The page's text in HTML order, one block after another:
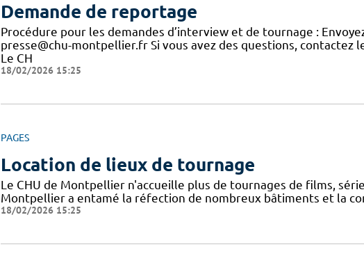
Demande de reportage
Procédure pour les demandes d’interview et de tournage :
presse@chu-montpellier.fr Si vous avez des questions, contactez
Le CH
18/02/2026 15:25
PAGES
Location de lieux de tournage
Le CHU de Montpellier n'accueille plus de tournages de films,
Montpellier a entamé la réfection de nombreux bâtiments et la
18/02/2026 15:25